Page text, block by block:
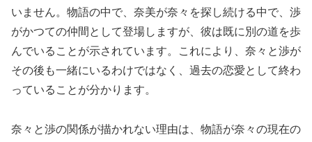
いません。物語の中で、奈美が奈々を探し続ける中で、渉
がかつての仲間として登場しますが、彼は既に別の道を歩
んでいることが示されています。これにより、奈々と渉が
その後も一緒にいるわけではなく、過去の恋愛として終わ
っていることが分かります。
奈々と渉の関係が描かれない理由は、物語が奈々の現在の